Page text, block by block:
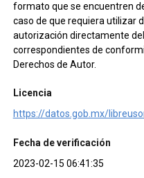
formato que se encuentren
caso de que requiera utilizar
autorización directamente
correspondientes de
Derechos de Autor.
Licencia
https://datos.gob.mx/
Fecha de verificación
2023-02-15 06:41:35